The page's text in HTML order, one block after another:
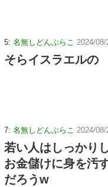
5: 名無しどんぶらこ 2024/
そらイスラエルの
7: 名無しどんぶらこ 2024/
若い人はしっかり
お金儲けに身を汚
だろうw